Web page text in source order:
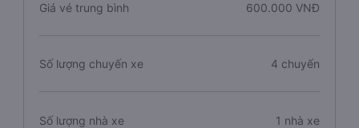
Giá vé trung bình 600.000 VNĐ
Số lượng chuyến xe 4 chuyến
Số lượng nhà xe 1 nhà xe